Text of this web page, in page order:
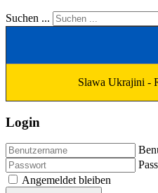
Suchen ...
Slawa Ukrajini -
Login
Angemeldet bleiben